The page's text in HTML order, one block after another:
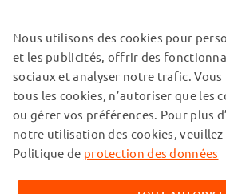
NOS PARTENAIRES DE
© subtel.fr 2026
Tous les prix incluent la TVA et
Veuillez noter que toutes les marques
mentionnées sur nos pages web
Nous utilisons des cookies pour
et les publicités, offrir des
sociaux et analyser notre trafic. Vous
tous les cookies, n’autoriser que les
ou gérer vos préférences. Pour plus
notre utilisation des cookies,
Politique de protection des données